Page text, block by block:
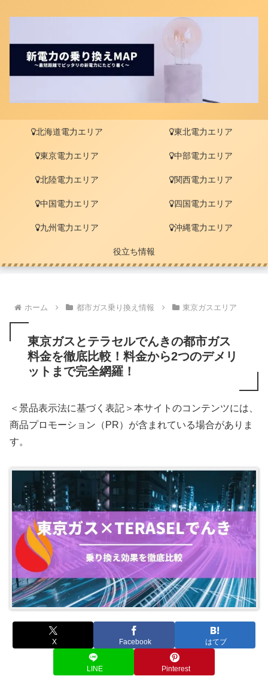
北海道電力エリア 東北電力エリア
東京電力エリア 中部電力エリア
北陸電力エリア 関西電力エリア
中国電力エリア 四国電力エリア
九州電力エリア 沖縄電力エリア
役立ち情報
ホーム 都市ガス乗り換え情報 東京ガスエリア
東京ガスとテラセルでんきの都市ガス
料金を徹底比較！料金から2つのデメリ
ットまで完全網羅！
＜景品表示法に基づく表記＞本サイトのコンテンツには、
商品プロモーション（PR）が含まれている場合がありま
す。
X Facebook はてブ
LINE Pinterest